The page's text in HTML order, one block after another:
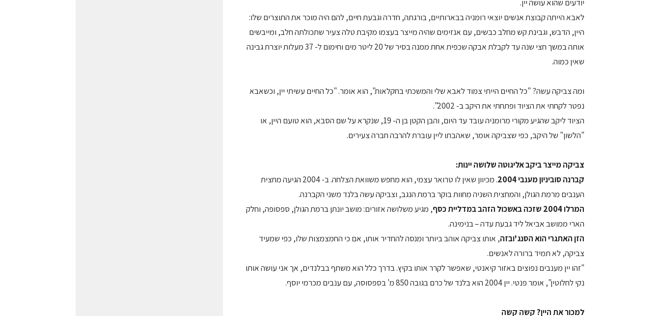
יודעים שהוא עושה יין.
לאבא הייתה קבוצת אנשים יוצאי רומניה בבארותיים, בורגתה, חדרה וגבעת חיים, להם היה מוכר את התוצרים שלו:
היין, הדבש, וגבינת קש מחלב כבשים, עם אנזימים שהיה מייצר בעצמו מקיבת טלה צעיר שתכולתה חלב, ומייבשים
אותה במשך חצי שנה עד לקבלת אבקה שכפית אחת ממנה בסיר של 20 ליטר מים וחימום ל- 37 מעלות יוצרת גבינה
שאין כמוה.
ומה צביקה עשה? "כל החיים הייתי צמוד לאבא שלי והמשכתי בחקלאות", הוא אומר. "כל החיים עשיתי יין, וכשאבא
נפטר לקחתי את הציוד ופתחתי את היקב ב- 2002".
הציוד ליקב שהגיע מקורי מרומניה עובד עד היום, והבן הקטן בן ה- 19, שנקרא על שם הסבא, הוא טועם היין, או
"הלשון" של היקב, כפי שצביקה אומר, שאהבתו ליין עוברת להרבה חברה צעירים.
צביקה מייצר ביקב אליגוטה שלושה יינות:
קברנה סוביניון מענבי 2004
. מכיוון שאין לו טרואר עצמי, הוא מחפש משוואת הצלחה. ב- 2004 הגיעה מחצית
הענבים מרמת הגולן, והמחצית השניה מחוות בוקר ברמת הנגב, וצביקה עשה בלנד משני הקברנה.
המרלו 2004 שזכה באשכול הזהב במדליית כסף
, מגיע משלושה אזורים: מושב יונתן ברמת הגולן, ספסופה, וחלק
הארי ממושב אביאל ליד גבעת עדה – בנימינה.
הזן האתגרי הוא הסנג'ובזה, אותו צביקה אוהב ביותר ומנסה להחדיר אותו, אם כי החמצמצות שלו, כפי שמעיד
צביקה, לא תמיד ברורה לאנשים.
"זהו יין מענבים נפוצים באזור קיאנטי, שאפשר לקרר אותו בקיץ. בדרך כלל הוא משתף בבלנדים, אך אני עושה אותו
נקי לחלוטין", אומר פנטי. יין 2004 הוא בלנד של כרם בגובה 850 מ' בספסוסה, עם ענבים מכרמי יוסף.
למכור את היין? קשה קשה